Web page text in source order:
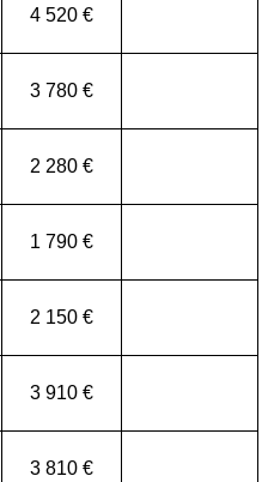
4 520 €
3 780 €
2 280 €
1 790 €
2 150 €
3 910 €
3 810 €